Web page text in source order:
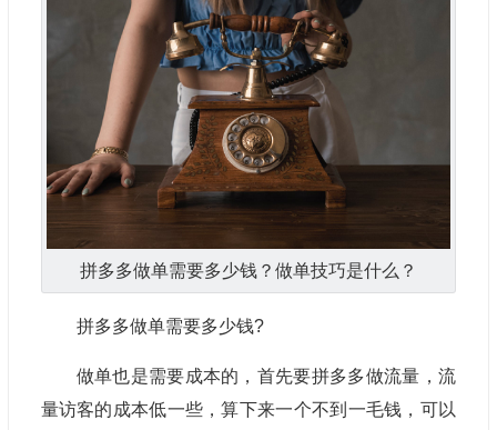
拼多多做单需要多少钱？做单技巧是什么？
拼多多做单需要多少钱?
做单也是需要成本的，首先要拼多多做流量，流
量访客的成本低一些，算下来一个不到一毛钱，可以